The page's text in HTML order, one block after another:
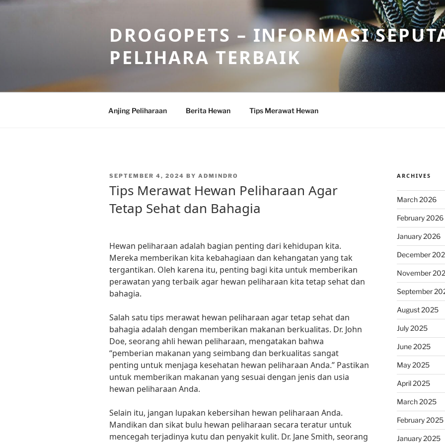
Skip
DROGOPETS – INFORMASI
PELIHARA TERBAIK
Anjing Peliharaan Berita Hewan Tips Merawat Hewan
POSTED
SEPTEMBER 4, 2024 BY ADMINDRO
Tips Merawat Hewan Peliharaan Agar
Tetap Sehat dan Bahagia
Hewan peliharaan adalah bagian penting dari kehidupan kita.
Mereka memberikan kita kebahagiaan dan kehangatan yang tak
tergantikan. Oleh karena itu, penting bagi kita untuk memberikan
perawatan yang terbaik agar hewan peliharaan kita tetap sehat dan
bahagia.
Salah satu tips merawat hewan peliharaan agar tetap sehat dan
bahagia adalah dengan memberikan makanan berkualitas. Dr. John
Doe, seorang ahli hewan peliharaan, mengatakan bahwa
“pemberian makanan yang seimbang dan berkualitas sangat
penting untuk menjaga kesehatan hewan peliharaan Anda.” Pastikan
untuk memberikan makanan yang sesuai dengan jenis dan usia
hewan peliharaan Anda.
Selain itu, jangan lupakan kebersihan hewan peliharaan Anda.
Mandikan dan sikat bulu hewan peliharaan secara teratur untuk
mencegah terjadinya kutu dan penyakit kulit. Dr. Jane Smith, seorang
ARCHIVES
March 2026
February 2026
January 2026
December
November
September
August 2025
July 2025
June 2025
May 2025
April 2025
March 2025
February 2025
January 2025